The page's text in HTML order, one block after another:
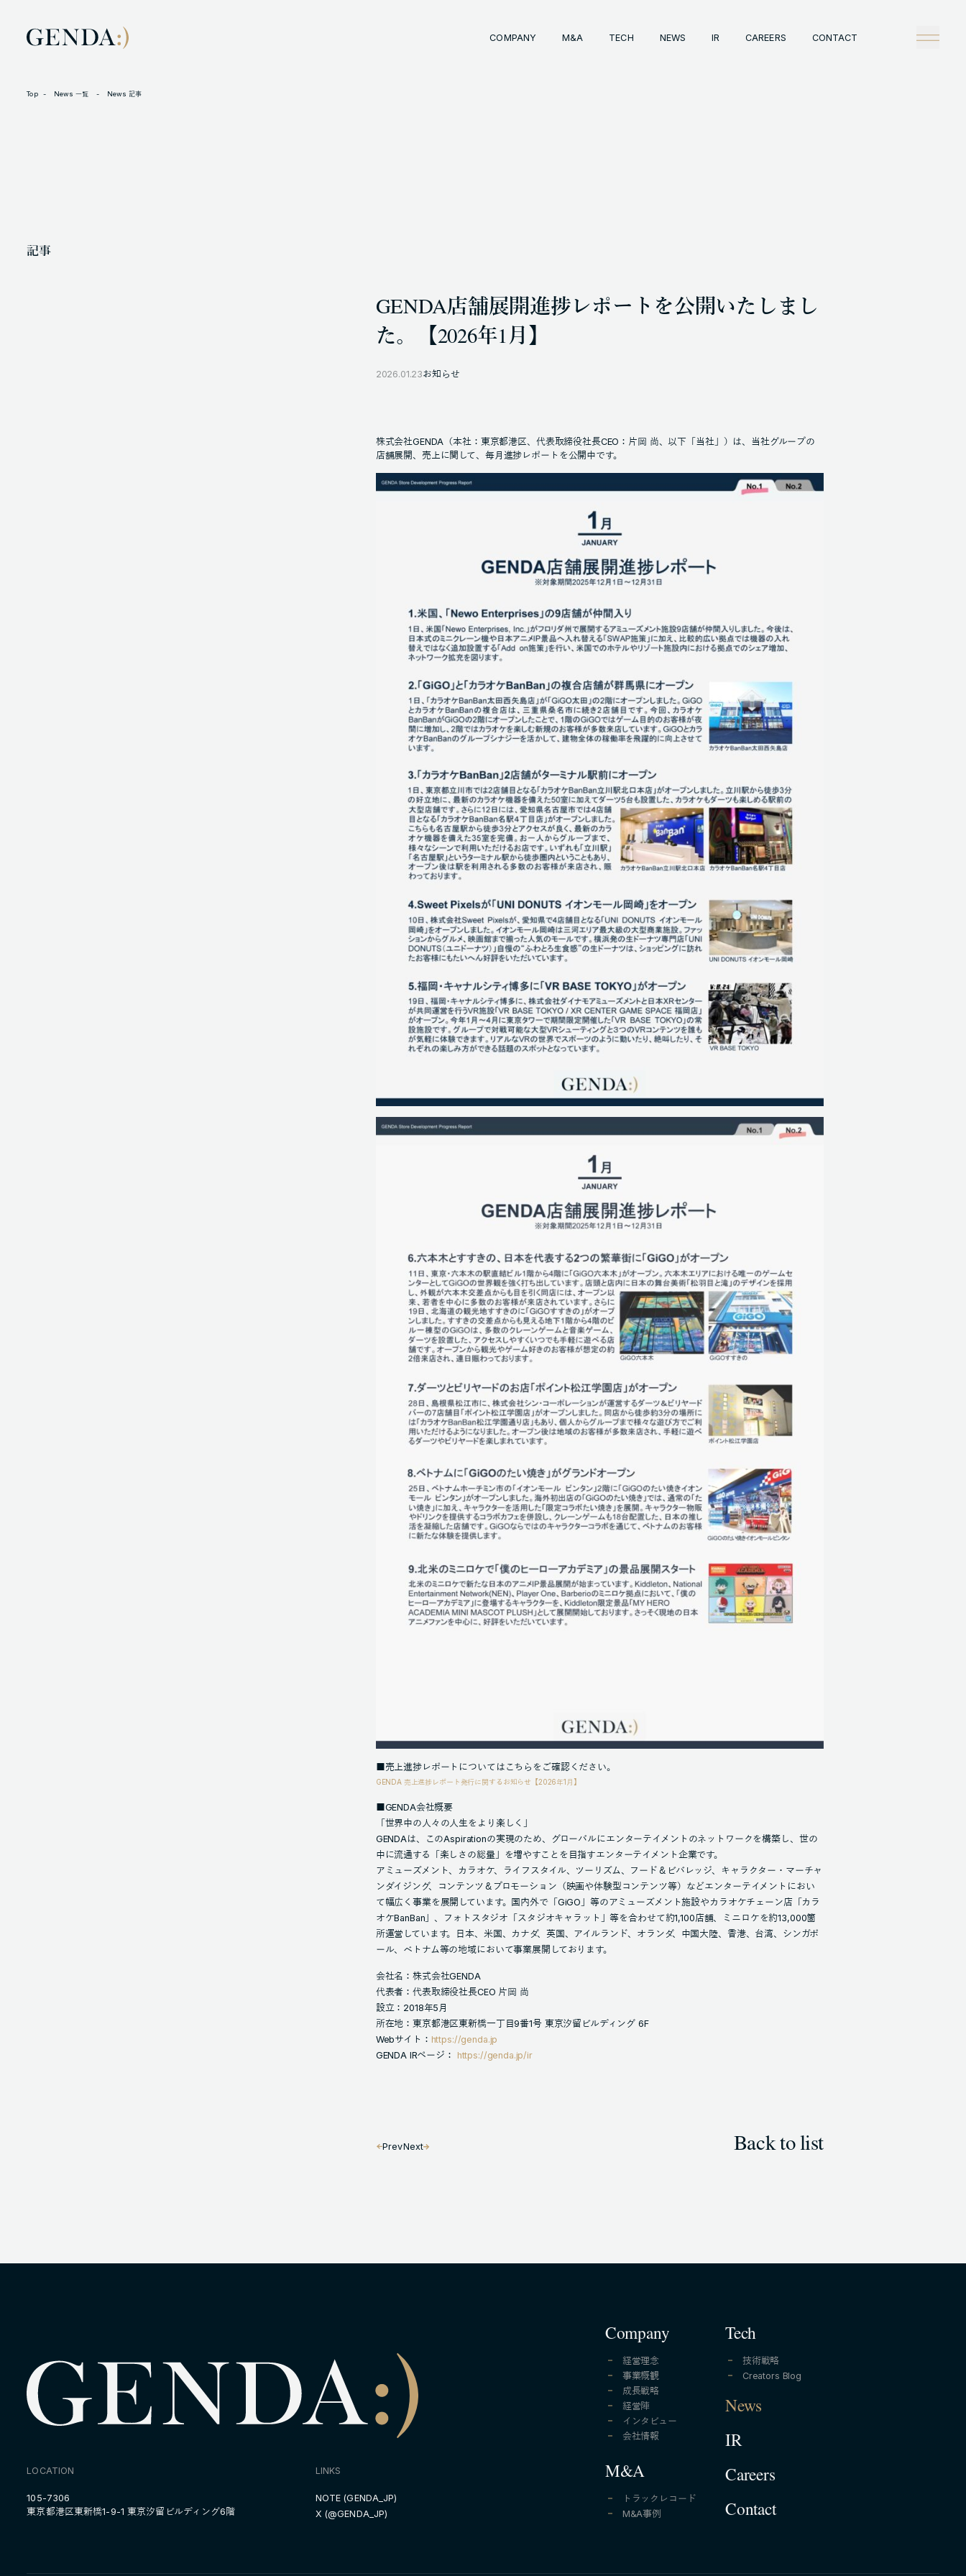
COMPANY M&A TECH NEWS IR CAREERS CONTACT
Company Tech
COPYRIGHT © GENDA INC. ALL RIGHTS RESERVED.
Top News 一覧 News 記事
記事
GENDA店舗展開進捗レポートを公開いたしまし
た。【2026年1月】
2026.01.23お知らせ
株式会社GENDA（本社：東京都港区、代表取締役社長CEO：片岡 尚、以下「当社」）は、当社グループの
店舗展開、売上に関して、毎月進捗レポートを公開中です。
■売上進捗レポートについてはこちらをご確認ください。
GENDA 売上進捗レポート発行に関するお知らせ【2026年1月】
■GENDA会社概要
「世界中の人々の人生をより楽しく」
GENDAは、このAspirationの実現のため、グローバルにエンターテイメントのネットワークを構築し、世の
中に流通する「楽しさの総量」を増やすことを目指すエンターテイメント企業です。
アミューズメント、カラオケ、ライフスタイル、ツーリズム、フード＆ビバレッジ、キャラクター・マーチャ
ンダイジング、コンテンツ＆プロモーション（映画や体験型コンテンツ等）などエンターテイメントにおい
て幅広く事業を展開しています。国内外で「GiGO」等のアミューズメント施設やカラオケチェーン店「カラ
オケBanBan」、フォトスタジオ「スタジオキャラット」等を合わせて約1,100店舗、ミニロケを約13,000箇
所運営しています。日本、米国、カナダ、英国、アイルランド、オランダ、中国大陸、香港、台湾、シンガポ
ール、ベトナム等の地域において事業展開しております。
会社名：株式会社GENDA
代表者：代表取締役社長CEO 片岡 尚
設立：2018年5月
所在地：東京都港区東新橋一丁目9番1号 東京汐留ビルディング 6F
Webサイト： https://genda.jp
GENDA IRページ： https://genda.jp/ir
PrevNext Back to list
Company
経営理念
事業概観
成長戦略
経営陣
インタビュー
会社情報
M&A
トラックレコード
M&A事例
Tech
技術戦略
Creators Blog
News
IR
Careers
Contact
LOCATION
105-7306
東京都港区東新橋1-9-1 東京汐留ビルディング6階
LINKS
NOTE (GENDA_JP)
X (@GENDA_JP)